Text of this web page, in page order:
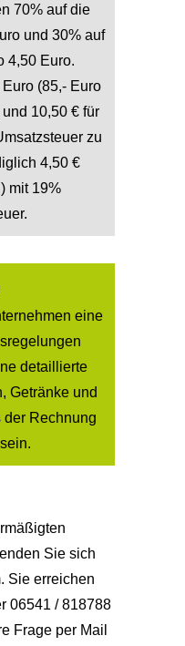
70% auf die
und 30% auf
4,50 Euro.
(85,- Euro
10,50 € für
zu
4,50 €
mit 19%
eine
detaillierte
Getränke und
der Rechnung
Sie sich
Sie erreichen
06541 / 818788
Frage per Mail